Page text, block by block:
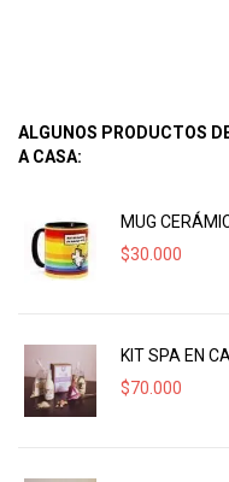
ALGUNOS PRODUCTOS
A CASA:
MUG
$30.000
KIT SPA EN
$70.000